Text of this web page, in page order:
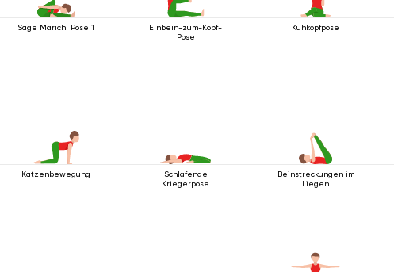
Sage Marichi Pose 1
Einbein-zum-Kopf-
Pose
Kuhkopfpose
Katzenbewegung
Schlafende
Kriegerpose
Beinstreckungen im
Liegen